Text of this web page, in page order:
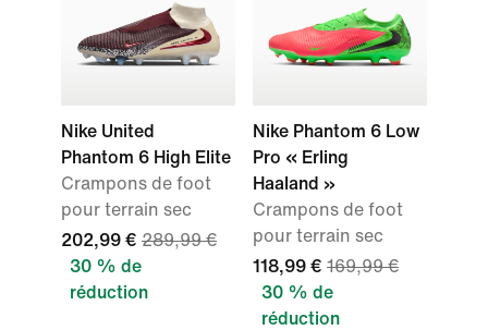
Nike United
Phantom 6 High Elite
Crampons de foot
pour terrain sec
202,99 € 289,99 €
30 % de
réduction
Nike Phantom 6 Low
Pro « Erling
Haaland »
Crampons de foot
pour terrain sec
118,99 € 169,99 €
30 % de
réduction